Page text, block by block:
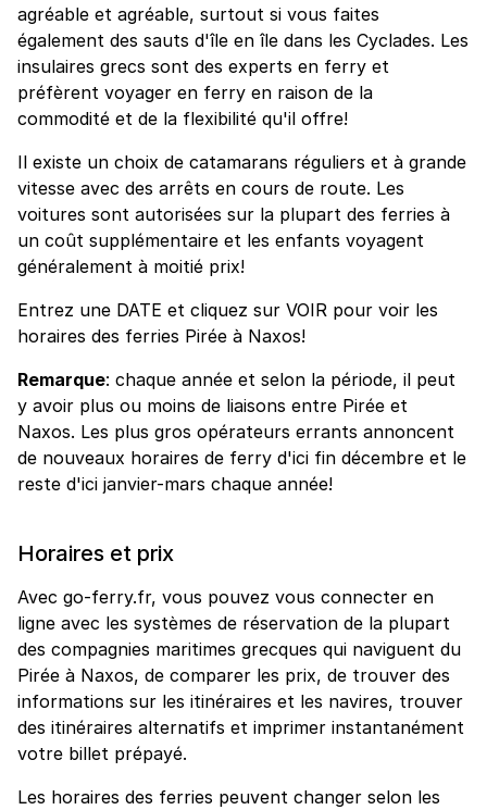
agréable et agréable, surtout si vous faites
également des sauts d'île en île dans les Cyclades. Les
insulaires grecs sont des experts en ferry et
préfèrent voyager en ferry en raison de la
commodité et de la flexibilité qu'il offre!
Il existe un choix de catamarans réguliers et à grande
vitesse avec des arrêts en cours de route. Les
voitures sont autorisées sur la plupart des ferries à
un coût supplémentaire et les enfants voyagent
généralement à moitié prix!
Entrez une DATE et cliquez sur VOIR pour voir les
horaires des ferries Pirée à Naxos!
Remarque: chaque année et selon la période, il peut
y avoir plus ou moins de liaisons entre Pirée et
Naxos. Les plus gros opérateurs errants annoncent
de nouveaux horaires de ferry d'ici fin décembre et le
reste d'ici janvier-mars chaque année!
Horaires et prix
Avec go-ferry.fr, vous pouvez vous connecter en
ligne avec les systèmes de réservation de la plupart
des compagnies maritimes grecques qui naviguent du
Pirée à Naxos, de comparer les prix, de trouver des
informations sur les itinéraires et les navires, trouver
des itinéraires alternatifs et imprimer instantanément
votre billet prépayé.
Les horaires des ferries peuvent changer selon les